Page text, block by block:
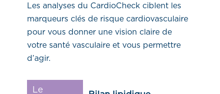
Les analyses du CardioCheck ciblent les
marqueurs clés de risque cardiovasculaire
pour vous donner une vision claire de
votre santé vasculaire et vous permettre
d’agir.
Le